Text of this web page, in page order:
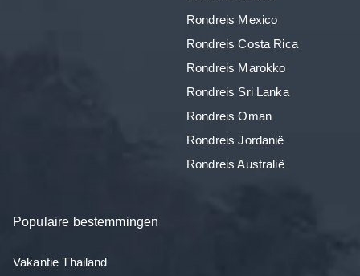
Rondreis Mexico
Rondreis Costa Rica
Rondreis Marokko
Rondreis Sri Lanka
Rondreis Oman
Rondreis Jordanië
Rondreis Australië
Populaire bestemmingen
Vakantie Thailand